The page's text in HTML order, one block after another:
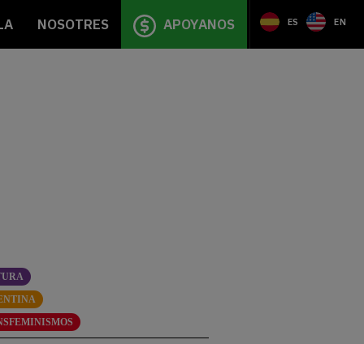
NOSOTRES APOYANOS ES EN